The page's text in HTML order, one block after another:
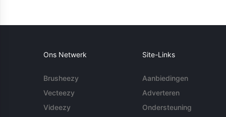
Ons Netwerk
Brusheezy
Vecteezy
Videezy
Site-Links
Aanbiedingen
Adverteren
Ondersteuning